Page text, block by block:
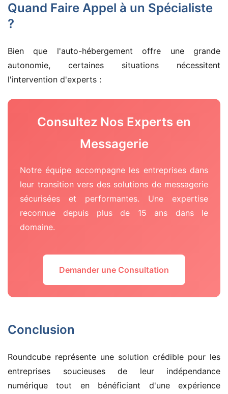
Quand Faire Appel à un Spécialiste
?
Bien que l'auto-hébergement offre une grande
autonomie, certaines situations nécessitent
l'intervention d'experts :
Consultez Nos Experts en
Messagerie
Notre équipe accompagne les entreprises dans
leur transition vers des solutions de messagerie
sécurisées et performantes. Une expertise
reconnue depuis plus de 15 ans dans le
domaine.
Demander une Consultation
Conclusion
Roundcube représente une solution crédible pour les
entreprises soucieuses de leur indépendance
numérique tout en bénéficiant d'une expérience